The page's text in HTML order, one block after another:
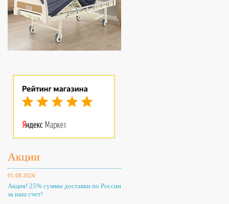
Акции
01.08.2026
Акция! 25% суммы доставки по России
за наш счет!